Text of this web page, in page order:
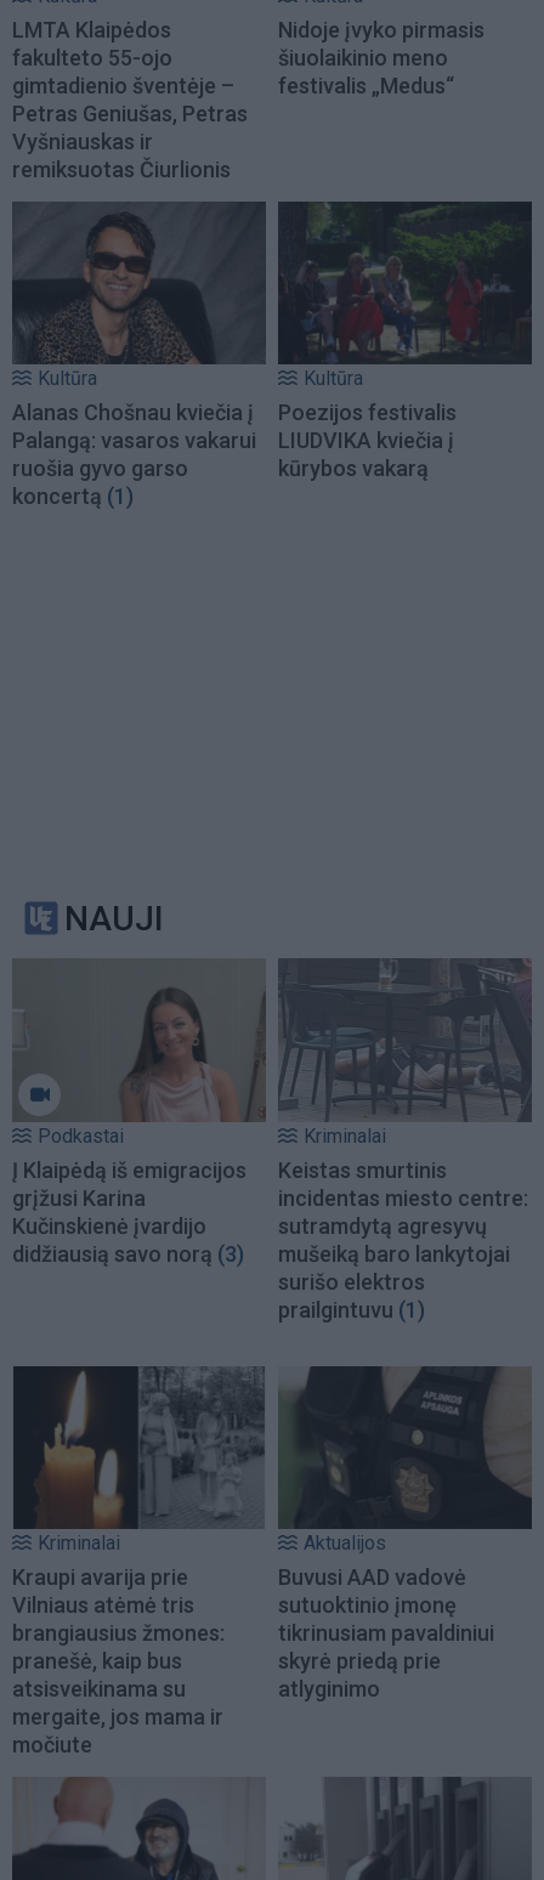
LMTA Klaipėdos
fakulteto 55-ojo
gimtadienio šventėje –
Petras Geniušas, Petras
Vyšniauskas ir
remiksuotas Čiurlionis
Nidoje įvyko pirmasis
šiuolaikinio meno
festivalis „Medus“
Kultūra
Alanas Chošnau kviečia į
Palangą: vasaros vakarui
ruošia gyvo garso
koncertą (1)
Kultūra
Poezijos festivalis
LIUDVIKA kviečia į
kūrybos vakarą
NAUJI
Podkastai
Į Klaipėdą iš emigracijos
grįžusi Karina
Kučinskienė įvardijo
didžiausią savo norą (3)
Kriminalai
Keistas smurtinis
incidentas miesto centre:
sutramdytą agresyvų
mušeiką baro lankytojai
surišo elektros
prailgintuvu (1)
Kriminalai
Kraupi avarija prie
Vilniaus atėmė tris
brangiausius žmones:
pranešė, kaip bus
atsisveikinama su
mergaite, jos mama ir
močiute
Aktualijos
Buvusi AAD vadovė
sutuoktinio įmonę
tikrinusiam pavaldiniui
skyrė priedą prie
atlyginimo